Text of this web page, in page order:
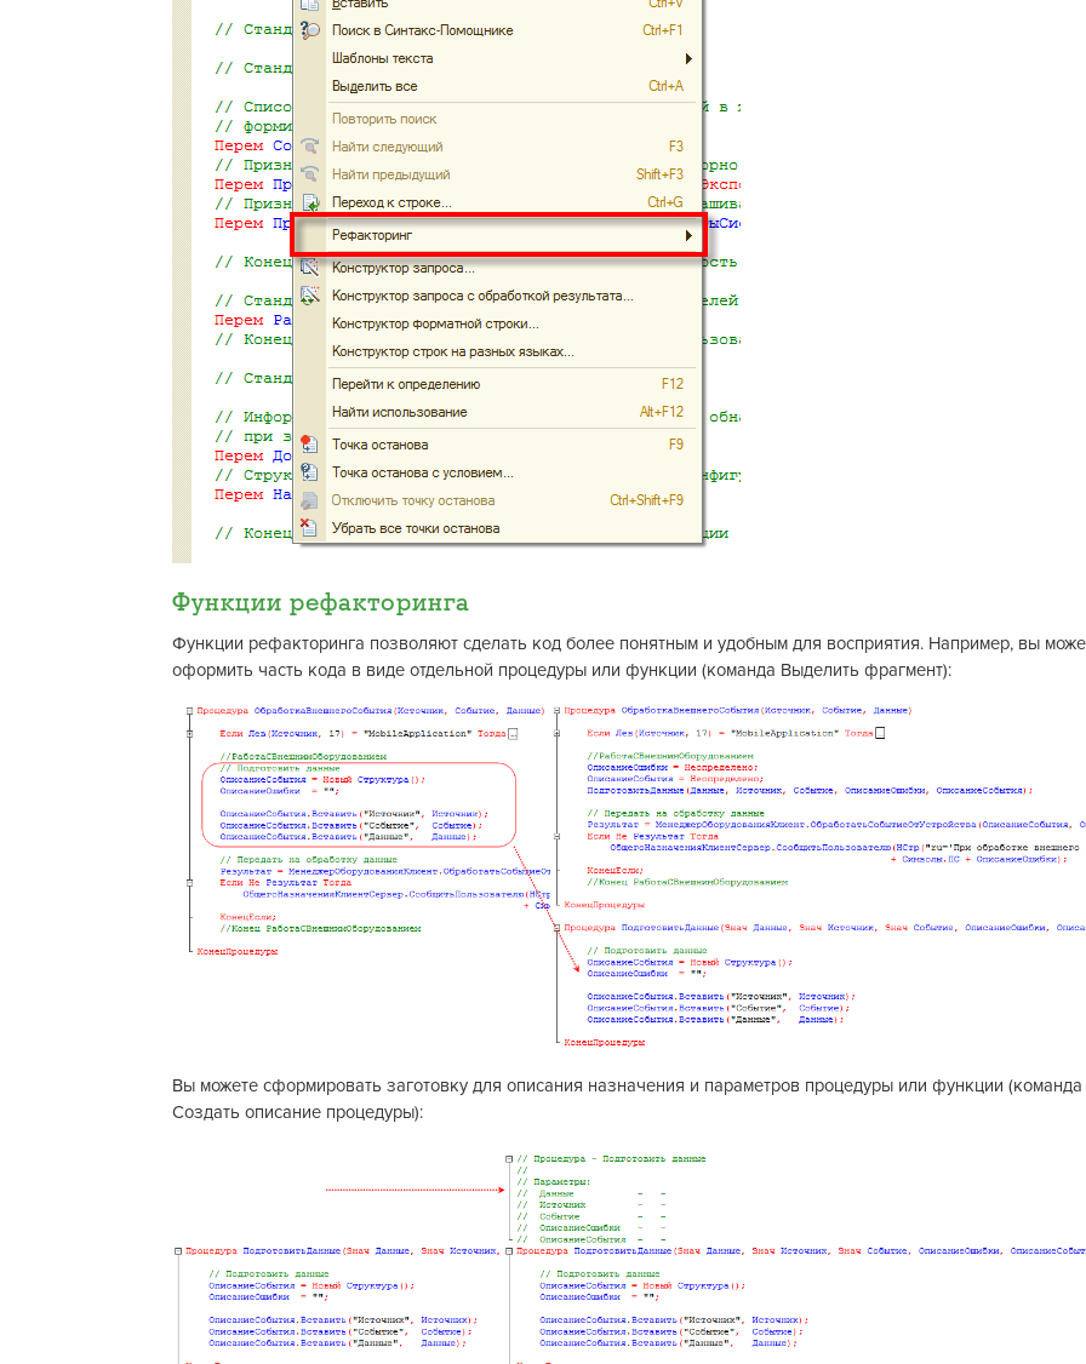
Функции рефакторинга
Функции рефакторинга позволяют сделать код более понятным и удобным для восприятия. Например, вы
оформить часть кода в виде отдельной процедуры или функции (команда Выделить фрагмент):
Вы можете сформировать заготовку для описания назначения и параметров процедуры или функции (команда
Создать описание процедуры):